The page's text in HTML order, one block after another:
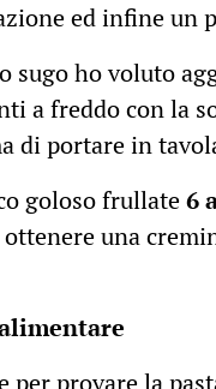
ed infine un
sugo ho voluto
a freddo con la
di portare in
goloso frullate6
ottenere una